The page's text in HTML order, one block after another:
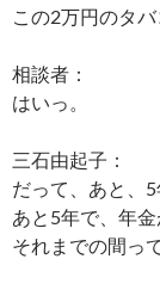
この2万円のタ
相談者：
はいっ。
三石由起子：
だって、あと、5
あと5年で、年金
それまでの間っ